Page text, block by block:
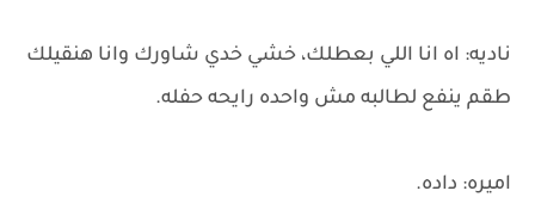
ناديه: اه انا اللي بعطلك، خشي خدي شاورك وانا هنقيلك
طقم ينفع لطالبه مش واحده رايحه حفله.
اميره: داده.